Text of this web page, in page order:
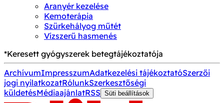
Aranyér kezelése
Kemoterápia
Szürkehályog műtét
Vízszerű hasmenés
*Keresett gyógyszerek betegtájékoztatója
ArchívumImpresszumAdatkezelési tájékoztatóSzerzői
jogi nyilatkozatRólunkSzerkesztőségi
küldetésMédiaajánlatRSS Süti beállítások